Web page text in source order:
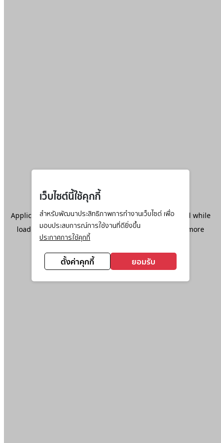
เว็บไซต์นี้ใช้คุกกี้
สำหรับพัฒนาประสิทธิภาพการทำงานเว็บไซต์ เพื่อ
มอบประสบการณ์การใช้งานที่ดียิ่งขึ้น
ประกาศการใช้คุกกี้
ตั้งค่าคุกกี้ ยอมรับ
Application error: aclient-side exception has occurred while
loadingwww.ktc.co.th(see the browser console
for more
information).